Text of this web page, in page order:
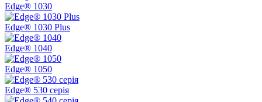
Edge® 1030
Edge® 1030 Plus
Edge® 1040
Edge® 1050
Edge® 530 серія